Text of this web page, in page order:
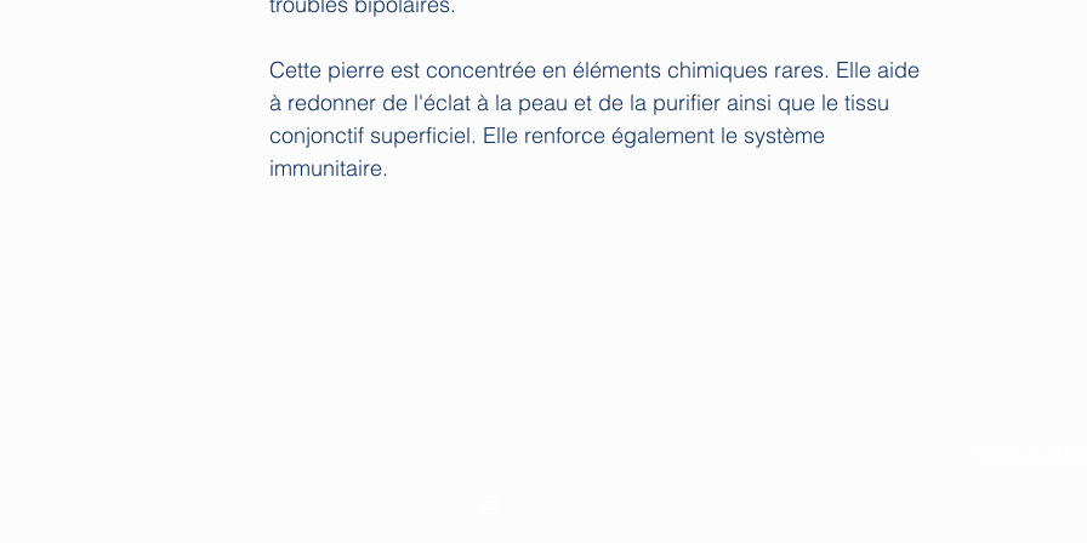
Cette pierre est concentrée en éléments chimiques rares. Elle aide
à redonner de l'éclat à la peau et de la purifier ainsi que le tissu
conjonctif superficiel. Elle renforce également le système
immunitaire.